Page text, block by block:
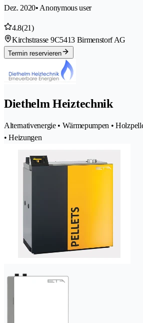
Dez. 2020• Anonymous user
4.8(21)
Kirchstrasse 9C5413 Birmenstorf AG
Termin reservieren
Diethelm Heiztechnik
Alternativenergie • Wärmepumpen •
• Heizungen